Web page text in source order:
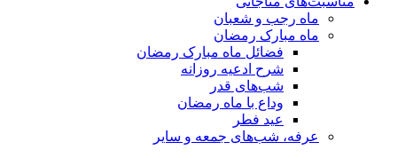
ماه رجب و شعبان
ماه مبارک رمضان
فضائل ماه مبارک رمضان
شرح ادعیه روزانه
شب‌های قدر
وداع با ماه رمضان
عید فطر
عرفه، شب‌های جمعه و سایر